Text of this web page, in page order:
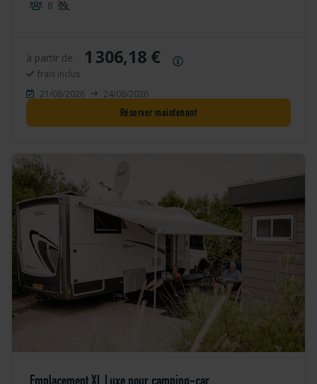
8
à partir de 1 306,18 €
frais inclus
21/08/2026
24/08/2026
Réserver maintenant
Emplacement XL Luxe pour camping-car